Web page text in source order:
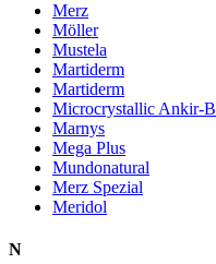
Merz
Möller
Mustela
Martiderm
Martiderm
Microcrystallic Ankir-B
Marnys
Mega Plus
Mundonatural
Merz Spezial
Meridol
N